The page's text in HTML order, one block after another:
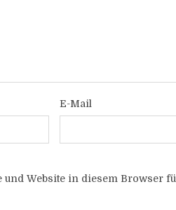
E-Mail
und Website in diesem Browser